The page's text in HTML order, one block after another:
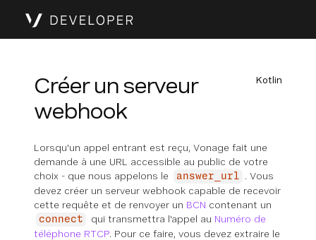
Kotlin
Créer un serveur
webhook
Lorsqu'un appel entrant est reçu, Vonage fait une
demande à une URL accessible au public de votre
choix - que nous appelons le
answer_url
. Vous
devez créer un serveur webhook capable de recevoir
cette requête et de renvoyer un BCN contenant un
connect qui transmettra l'appel au Numéro de
téléphone RTCP. Pour ce faire, vous devez extraire le